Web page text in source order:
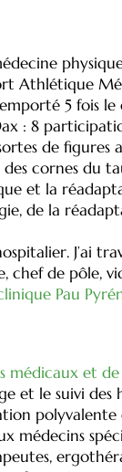
Athlétique
5 fois le
: 8
de figures
cornes du
et la
de la
J’ai
de pôle,
Pau
médicaux et
et le suivi des
médecins